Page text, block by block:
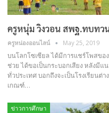
ครูหนุ่ม วิงวอน สพฐ.ทบทวน
ครูหน่องออนไลน์ May 25, 2019
บนโลกโซเซียล ได้มีการแชร์โพสขอ
ช่วย ได้ขอเป็นกระบอกเสียง หลังมีแ
ทั่วประเทศ บอกถึงจะเป็นโรงเรียนต่
เกณฑ์…
ข่าวการศึกษา